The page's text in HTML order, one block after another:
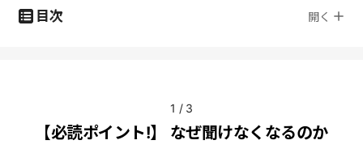
目次 開く
1 / 3
【必読ポイント!】 なぜ聞けなくなるのか